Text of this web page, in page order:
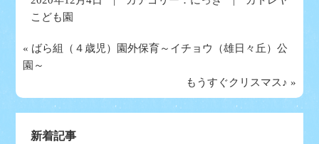
こども園
« ばら組（４歳児）園外保育～イチョウ（雄日々丘）公
園～
もうすぐクリスマス♪ »
新着記事